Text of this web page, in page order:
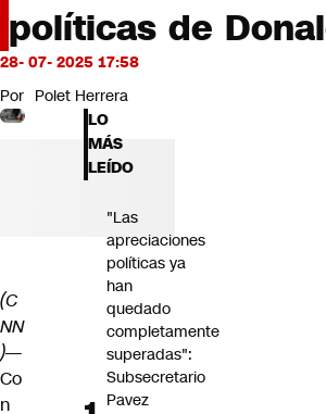
Futuro 360
Opinión
políticas de
28- 07- 2025 17:58
Por Polet Herrera
(C
NN
)—
Co
n
LO
MÁS
LEÍDO
"Las
apreciaciones
políticas ya
han
quedado
completamente
superadas":
Subsecretario
Pavez